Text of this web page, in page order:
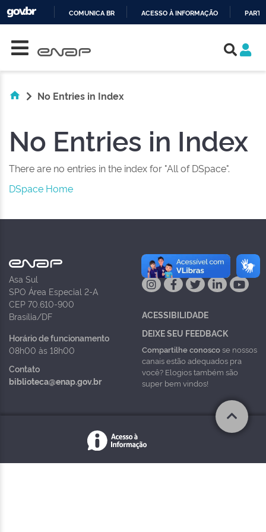
COMUNICA BR ACESSO À INFORMAÇÃO
No Entries in Index
No Entries in Index
There are no entries in the index for "All of DSpace".
DSpace Home
Asa Sul
SPO Área Especial 2-A
CEP 70.610-900
Brasília/DF
Horário de funcionamento
08h00 às 18h00
Contato
biblioteca@enap.gov.br
NAS REDES
ACESSIBILIDADE
DEIXE SEU FEEDBACK
Compartilhe conoscose nossos
canais estão adequados pra
você? Elogios também são
super bem vindos!